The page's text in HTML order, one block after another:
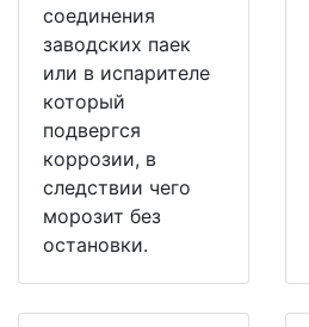
соединения
заводских паек
или в испарителе
который
подвергся
коррозии, в
следствии чего
морозит без
остановки.